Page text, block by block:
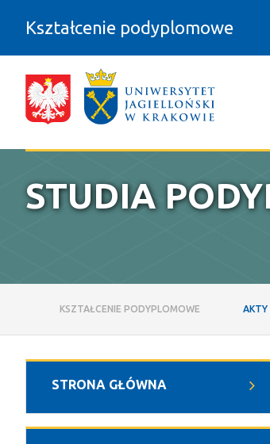
Kształcenie podyplomowe
Akty prawne/dokumenty -
STUDIA
KSZTAŁCENIE PODYPLOMOWE AKTY
STRONA GŁÓWNA